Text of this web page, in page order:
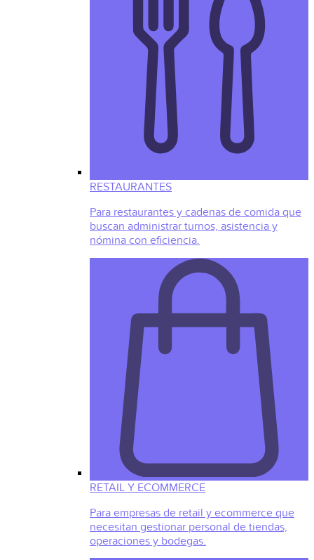
RESTAURANTES
Para restaurantes y cadenas de comida que
buscan administrar turnos, asistencia y
nómina con eficiencia.
RETAIL Y ECOMMERCE
Para empresas de retail y ecommerce que
necesitan gestionar personal de tiendas,
operaciones y bodegas.